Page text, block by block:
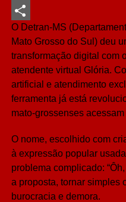
LinkedIn
Share
O Detran-MS
Mato Grosso do Sul) deu
transformação digital com
atendente virtual Glória.
artificial e atendimento
ferramenta já está
mato-grossenses
O nome, escolhido com
à expressão popular
problema complicado:
a proposta, tornar simples
burocracia e demora.